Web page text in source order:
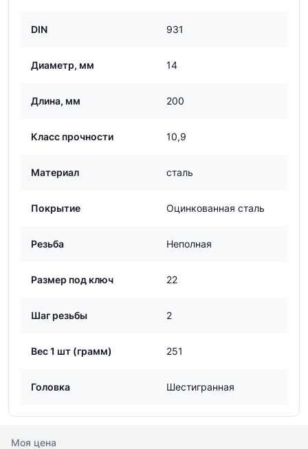
DIN 931
Диаметр, мм 14
Длина, мм 200
Класс прочности 10,9
Материал сталь
Покрытие Оцинкованная сталь
Резьба Неполная
Размер под ключ 22
Шаг резьбы 2
Вес 1 шт (грамм) 251
Головка Шестигранная
Моя цена